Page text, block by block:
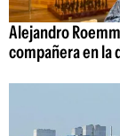
Alejandro
compañera en la